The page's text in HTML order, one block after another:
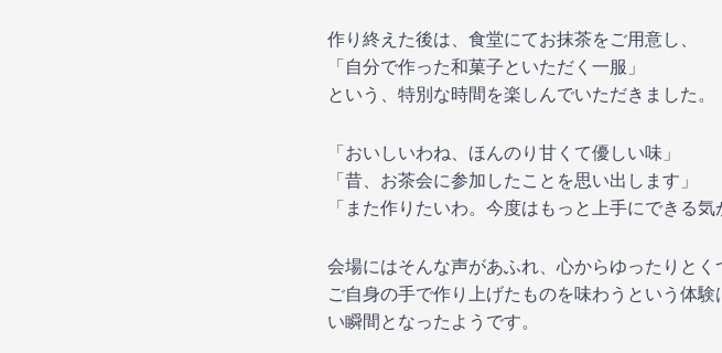
作り終えた後は、食堂にてお抹茶をご用意し、
「自分で作った和菓子といただく一服」
という、特別な時間を楽しんでいただきました。
「おいしいわね、ほんのり甘くて優しい味」
「昔、お茶会に参加したことを思い出します」
「また作りたいわ。今度はもっと上手にできる気
会場にはそんな声があふれ、心からゆったりとく
ご自身の手で作り上げたものを味わうという体
い瞬間となったようです。